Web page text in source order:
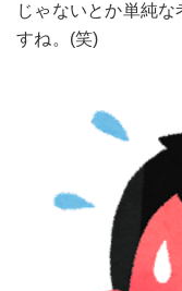
じゃないとか単純
すね。(笑)